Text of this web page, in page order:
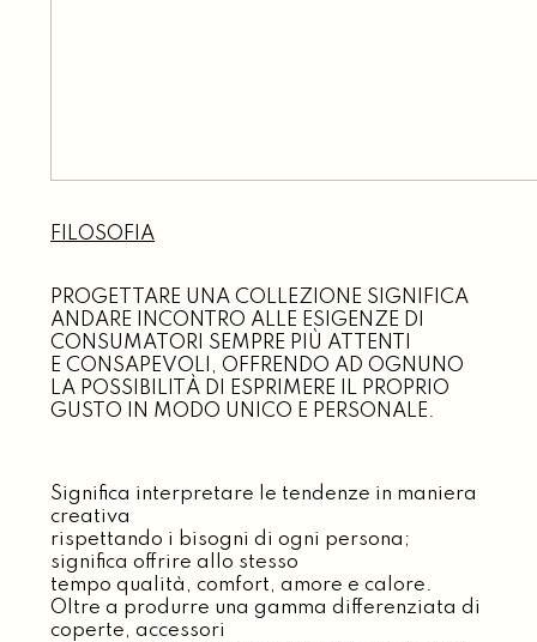
FILOSOFIA
PROGETTARE UNA COLLEZIONE SIGNIFICA
ANDARE INCONTRO ALLE ESIGENZE DI
CONSUMATORI SEMPRE PIÙ ATTENTI
E CONSAPEVOLI, OFFRENDO AD OGNUNO
LA POSSIBILITÀ DI ESPRIMERE IL PROPRIO
GUSTO IN MODO UNICO E PERSONALE.
Significa interpretare le tendenze in maniera
creativa
rispettando i bisogni di ogni persona;
significa offrire allo stesso
tempo qualità, comfort, amore e calore.
Oltre a produrre una gamma differenziata di
coperte, accessori